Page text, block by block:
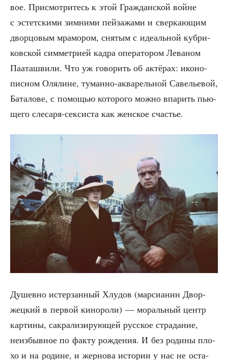
вое. При­смот­ри­тесь к этой Граж­дан­ской войне
с эстет­ски­ми зим­ни­ми пей­за­жа­ми и свер­ка­ю­щим
двор­цо­вым мра­мо­ром, сня­тым с иде­аль­ной куб­ри­
ков­ской сим­мет­ри­ей кад­ра опе­ра­то­ром Лева­ном
Паа­та­шви­ли. Что уж гово­рить об актё­рах: ико­но­
пис­ном Оля­лине, туман­но-аква­рель­ной Саве­лье­вой,
Бата­ло­ве, с помо­щью кото­ро­го мож­но впа­рить пью­
ще­го сле­са­ря-сек­си­ста как жен­ское счастье.
Душев­но истер­зан­ный Хлу­дов (мар­си­а­нин Двор­
жец­кий в пер­вой кино­ро­ли) — мораль­ный центр
кар­ти­ны, сакра­ли­зи­ру­ю­щей рус­ское стра­да­ние,
неиз­быв­ное по фак­ту рож­де­ния. И без роди­ны пло­
хо и на родине, и жер­но­ва исто­рии у нас не оста­